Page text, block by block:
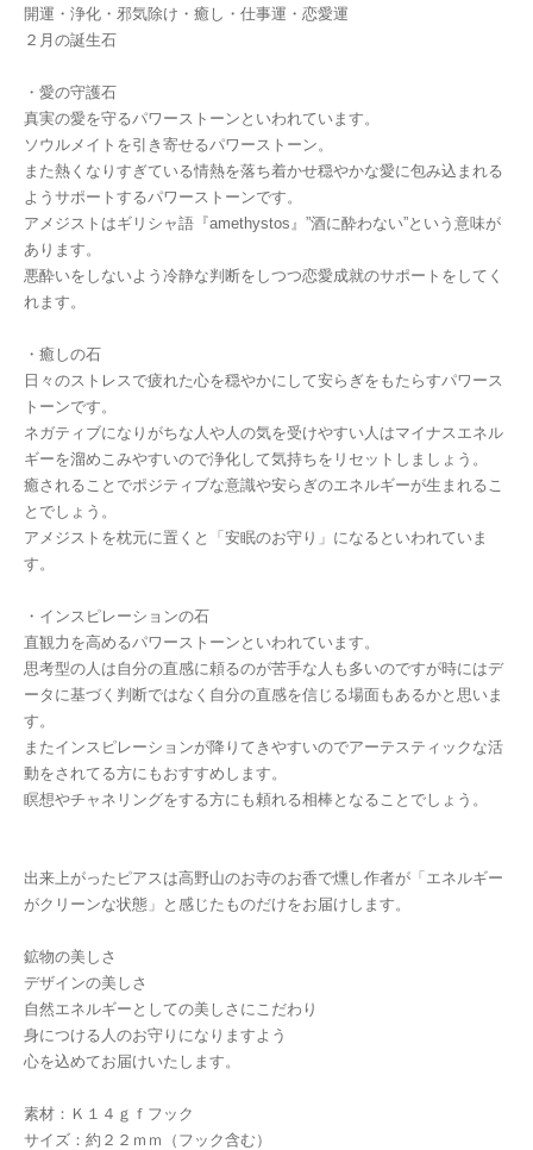
開運・浄化・邪気除け・癒し・仕事運・恋愛運
２月の誕生石
・愛の守護石
真実の愛を守るパワーストーンといわれています。
ソウルメイトを引き寄せるパワーストーン。
また熱くなりすぎている情熱を落ち着かせ穏やかな愛に包み込まれる
ようサポートするパワーストーンです。
アメジストはギリシャ語『amethystos』”酒に酔わない”という意味が
あります。
悪酔いをしないよう冷静な判断をしつつ恋愛成就のサポートをしてく
れます。
・癒しの石
日々のストレスで疲れた心を穏やかにして安らぎをもたらすパワース
トーンです。
ネガティブになりがちな人や人の気を受けやすい人はマイナスエネル
ギーを溜めこみやすいので浄化して気持ちをリセットしましょう。
癒されることでポジティブな意識や安らぎのエネルギーが生まれるこ
とでしょう。
アメジストを枕元に置くと「安眠のお守り」になるといわれていま
す。
・インスピレーションの石
直観力を高めるパワーストーンといわれています。
思考型の人は自分の直感に頼るのが苦手な人も多いのですが時にはデ
ータに基づく判断ではなく自分の直感を信じる場面もあるかと思いま
す。
またインスピレーションが降りてきやすいのでアーテスティックな活
動をされてる方にもおすすめします。
瞑想やチャネリングをする方にも頼れる相棒となることでしょう。
出来上がったピアスは高野山のお寺のお香で燻し作者が「エネルギー
がクリーンな状態」と感じたものだけをお届けします。
鉱物の美しさ
デザインの美しさ
自然エネルギーとしての美しさにこだわり
身につける人のお守りになりますよう
心を込めてお届けいたします。
素材：Ｋ１４ｇｆフック
サイズ：約２２ｍｍ（フック含む）